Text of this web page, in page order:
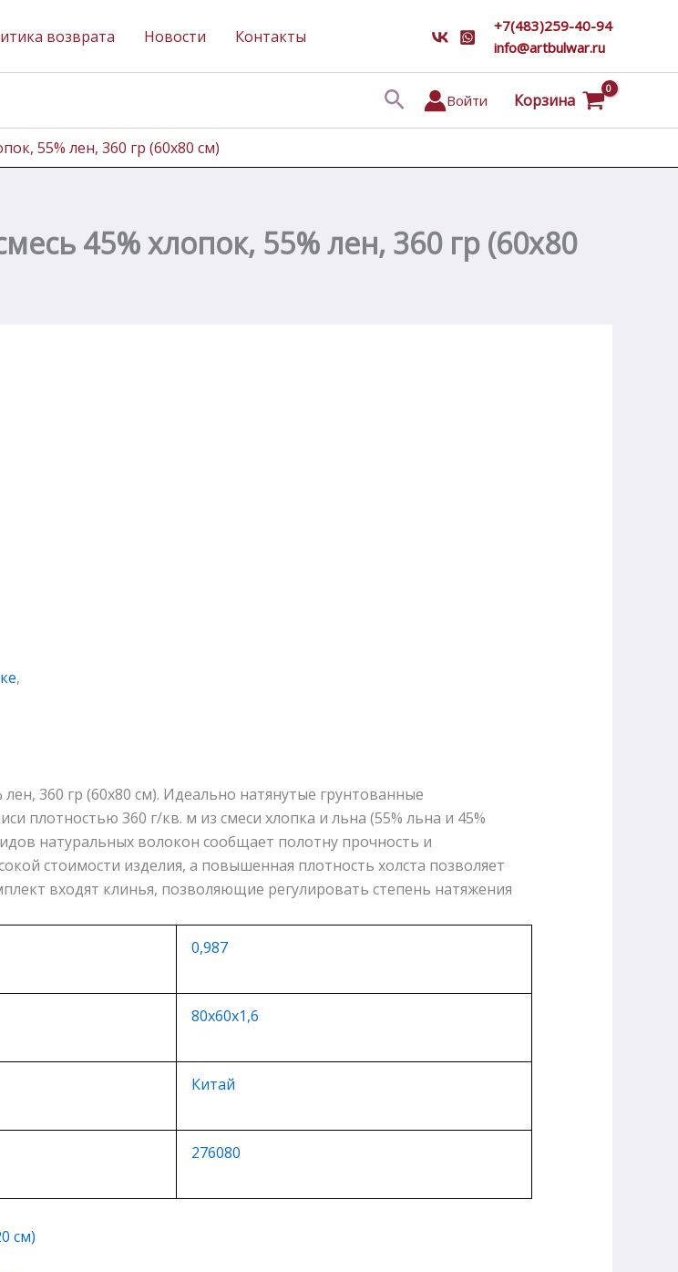
возврата Новости Контакты
+7(483)259-40-94
info@artbulwar.ru
ПоискВойти Корзина
55% лен, 360 гр (60х80 см)
45% хлопок, 55% лен, 360 гр (60х80
,
360 гр (60х80 см). Идеально натянутые грунтованные
плотностью 360 г/кв. м из смеси хлопка и льна (55% льна и 45%
натуральных волокон сообщает полотну прочность и
стоимости изделия, а повышенная плотность холста позволяет
входят клинья, позволяющие регулировать степень натяжения
0,987
80х60х1,6
Китай
276080